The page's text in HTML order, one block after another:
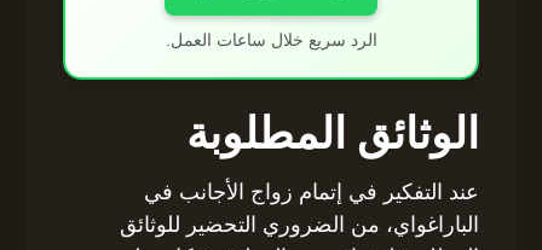
الرد سريع خلال ساعات العمل.
الوثائق المطلوبة
عند التفكير في إتمام زواج الأجانب في
الباراغواي، من الضروري التحضير للوثائق